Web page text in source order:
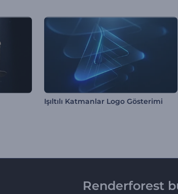
Işıltılı Katmanlar Logo Gösterimi
Renderforest